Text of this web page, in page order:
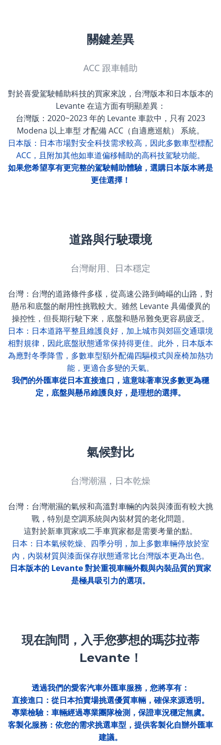
關鍵差異
ACC 跟車輔助
對於喜愛駕駛輔助科技的買家來說，台灣版本和日本版本的
Levante 在這方面有明顯差異：
台灣版：2020~2023 年的 Levante 車款中，只有 2023
Modena 以上車型 才配備 ACC（自適應巡航） 系統。
日本版：日本市場對安全科技需求較高，因此多數車型標配
ACC，且附加其他如車道偏移輔助的高科技駕駛功能。
如果您希望享有更完整的駕駛輔助體驗，選購日本版本將是
更佳選擇！
道路與行駛環境
台灣耐用、日本穩定
台灣：台灣的道路條件多樣，從高速公路到崎嶇的山路，對
懸吊和底盤的耐用性挑戰較大。雖然 Levante 具備優異的
操控性，但長期行駛下來，底盤和懸吊難免更容易疲乏。
日本： 日本道路平整且維護良好，加上城市與郊區交通環境
相對規律，因此底盤狀態通常保持得更佳。此外，日本版本
為應對冬季降雪，多數車型額外配備四驅模式與座椅加熱功
能，更適合多變的天氣。
我們的外匯車從日本直接進口，這意味著車況多數更為穩
定，底盤與懸吊維護良好，是理想的選擇。
氣候對比
台灣潮濕，日本乾燥
台灣：台灣潮濕的氣候和高溫對車輛的內裝與漆面有較大挑
戰，特別是空調系統與內裝材質的老化問題。
這對於新車買家或二手車買家都是需要考量的點。
日本：日本氣候乾燥、四季分明，加上多數車輛停放於室
內，內裝材質與漆面保存狀態通常比台灣版本更為出色。
日本版本的 Levante 對於重視車輛外觀與內裝品質的買家
是極具吸引力的選項。
現在詢問，入手您夢想的瑪莎拉蒂
Levante！
透過我們的愛客汽車外匯車服務，您將享有：
直接進口：從日本拍賣場挑選優質車輛，確保來源透明。
專業檢驗：車輛經過專業團隊檢測，保證車況穩定無虞。
客製化服務：依您的需求挑選車型，提供客製化自辦外匯車
建議。